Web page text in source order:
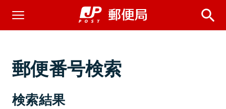
郵便番号検索
検索結果